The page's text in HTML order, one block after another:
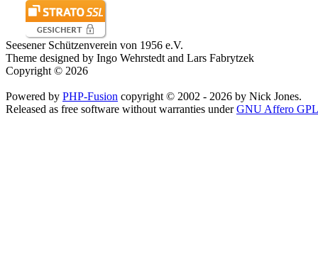
Seesener Schützenverein von 1956 e.V.
Theme designed by Ingo Wehrstedt and Lars Fabrytzek
Copyright © 2026
Powered by PHP-Fusion copyright © 2002 - 2026 by Nick Jones.
Released as free software without warranties underGNU Affero GPL